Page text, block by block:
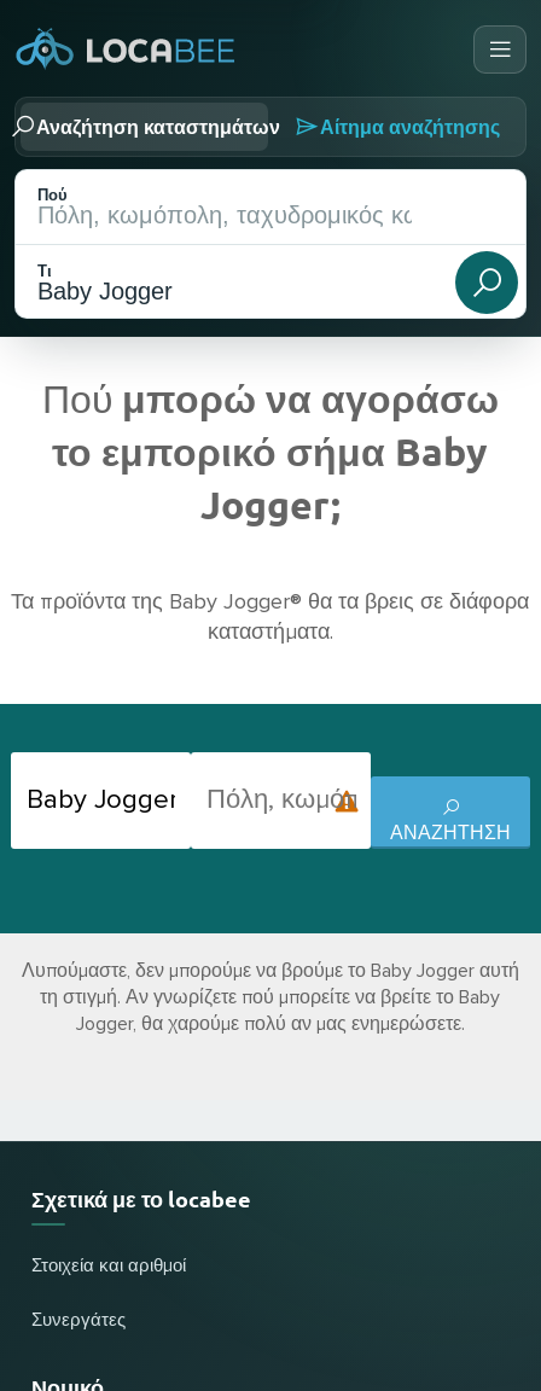
Αναζήτηση καταστημάτων Αίτημα αναζήτησης
Πού
Τι
Τρέχουσα τοποθεσία
Πού μπορώ να αγοράσω
το εμπορικό σήμα Baby
Jogger;
Τα προϊόντα της Baby Jogger® θα τα βρεις σε διάφορα
καταστήματα.
ΑΝΑΖΉΤΗΣΗ
Λυπούμαστε, δεν μπορούμε να βρούμε το Baby Jogger αυτή
τη στιγμή. Αν γνωρίζετε πού μπορείτε να βρείτε το Baby
Jogger, θα χαρούμε πολύ αν μας ενημερώσετε.
Σχετικά με το locabee
Στοιχεία και αριθμοί
Συνεργάτες